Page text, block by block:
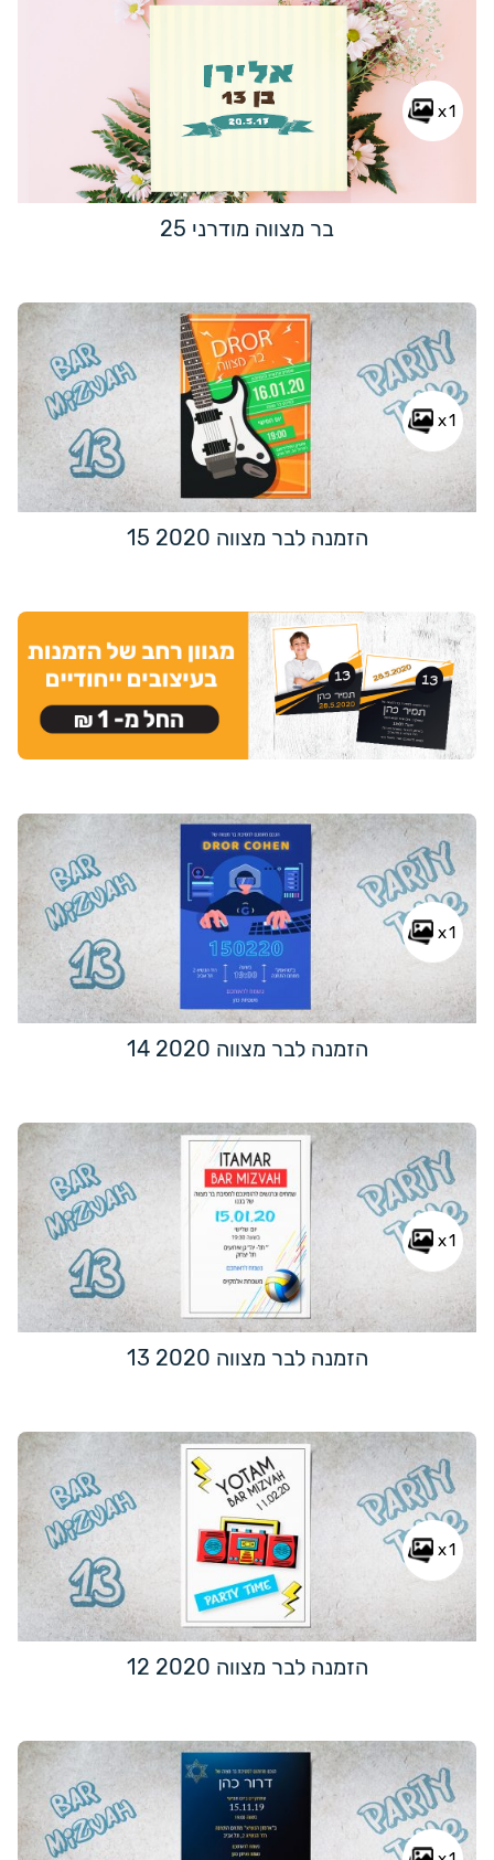
x1
בר מצווה מודרני 25
x1
הזמנה לבר מצווה 2020 15
x1
הזמנה לבר מצווה 2020 14
x1
הזמנה לבר מצווה 2020 13
x1
הזמנה לבר מצווה 2020 12